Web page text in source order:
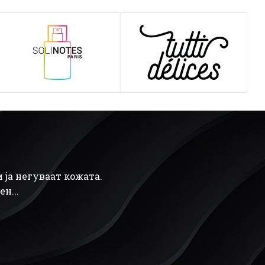
негуваат кожата.